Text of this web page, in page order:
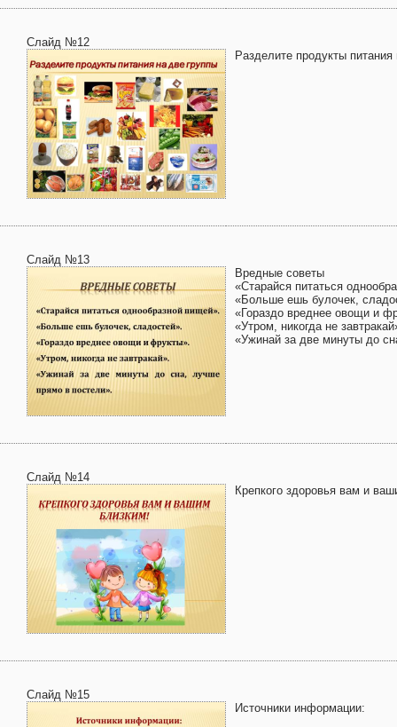
Слайд №12
Разделите продукты
Слайд №13
Вредные советы
«Старайся питаться
«Больше ешь булочек,
«Гораздо вреднее овощи и
«Утром, никогда не
«Ужинай за две минуты до
Слайд №14
Крепкого здоровья вам и
Слайд №15
Источники информации: